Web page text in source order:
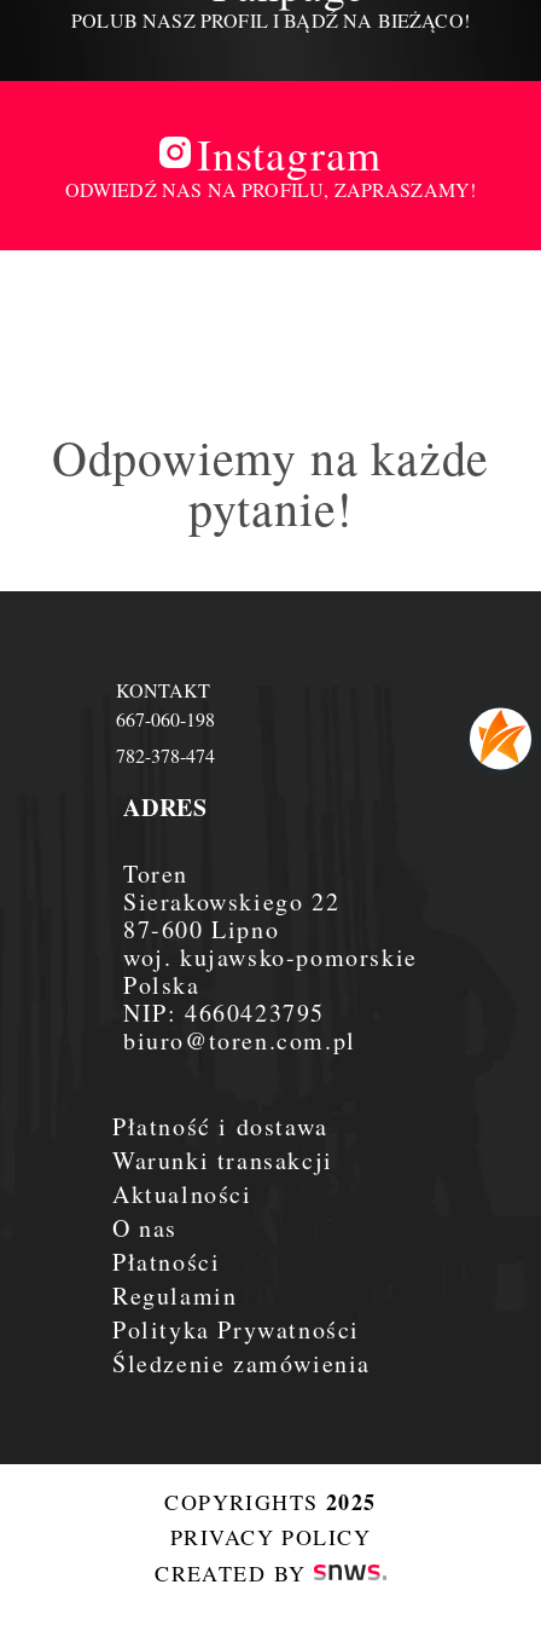
POLUB NASZ PROFIL I BĄDŹ NA BIEŻĄCO!
Instagram
ODWIEDŹ NAS NA PROFILU, ZAPRASZAMY!
Odpowiemy na każde
pytanie!
Płatność i dostawa
Warunki transakcji
Aktualności
O nas
Płatności
Regulamin
Polityka Prywatności
Śledzenie zamówienia
ADRES
Toren
Sierakowskiego 22
87-600 Lipno
woj. kujawsko-pomorskie
Polska
NIP:4660423795
biuro@toren.com.pl
KONTAKT
667-060-198
782-378-474
COPYRIGHTS 2025
PRIVACY POLICY
CREATED BY